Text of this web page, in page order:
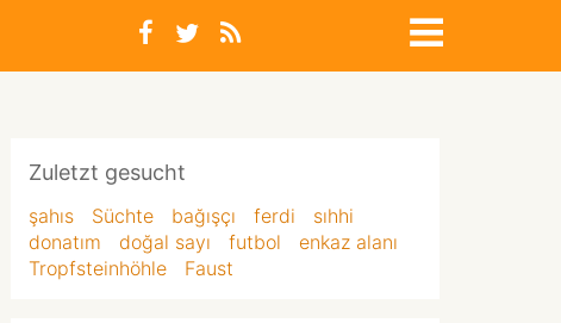
Zuletzt gesucht
şahıs Süchte bağışçı ferdi
sıhhi
donatım
doğal sayı futbol
enkaz alanı
Tropfsteinhöhle
Faust